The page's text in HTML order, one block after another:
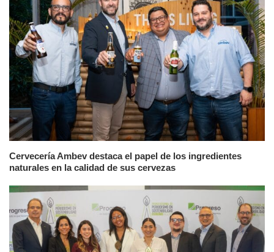
Cervecería Ambev destaca el papel de los ingredientes
naturales en la calidad de sus cervezas